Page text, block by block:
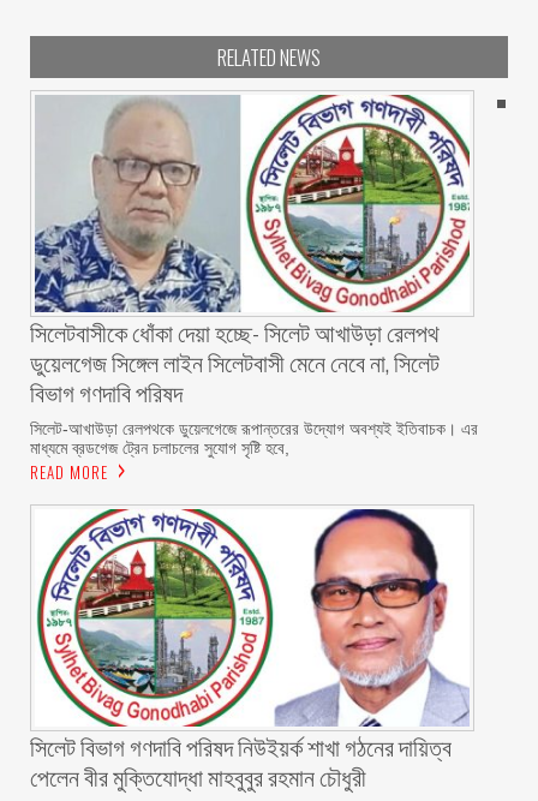
RELATED NEWS
‎সিলেটবাসীকে ধোঁকা দেয়া হচ্ছে- সিলেট আখাউড়া রেলপথ
ডুয়েলগেজ সিঙ্গেল লাইন সিলেটবাসী মেনে নেবে না, সিলেট
বিভাগ গণদাবি পরিষদ
‎​সিলেট-আখাউড়া রেলপথকে ডুয়েলগেজে রূপান্তরের উদ্যোগ অবশ্যই ইতিবাচক। এর
মাধ্যমে ব্রডগেজ ট্রেন চলাচলের সুযোগ সৃষ্টি হবে,
READ MORE
সিলেট বিভাগ গণদাবি পরিষদ নিউইয়র্ক শাখা গঠনের দায়িত্ব
পেলেন বীর মুক্তিযোদ্ধা মাহবুবুর রহমান চৌধুরী ‎ ‎